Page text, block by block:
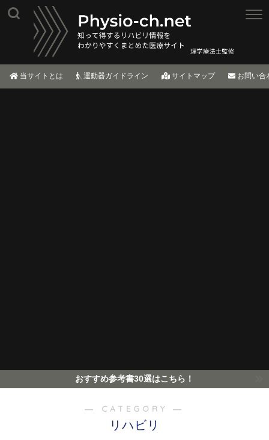
当サイトとは 運動器ガイドライン サイトマップ お問い合
おすすめ参考書30選はこちら！
― CATEGORY ―
リハビリ